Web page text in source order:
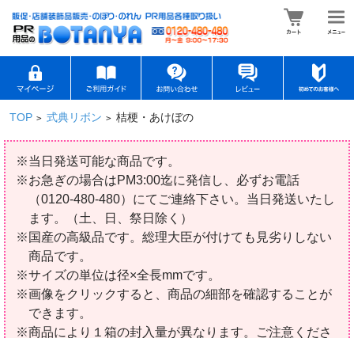
TOP > 式典リボン > 桔梗・あけぼの
※当日発送可能な商品です。
※お急ぎの場合はPM3:00迄に発信し、必ずお電話
（0120-480-480）にてご連絡下さい。当日発送いたし
ます。（土、日、祭日除く）
※国産の高級品です。総理大臣が付けても見劣りしない
商品です。
※サイズの単位は径×全長mmです。
※画像をクリックすると、商品の細部を確認することが
できます。
※商品により１箱の封入量が異なります。ご注意くださ